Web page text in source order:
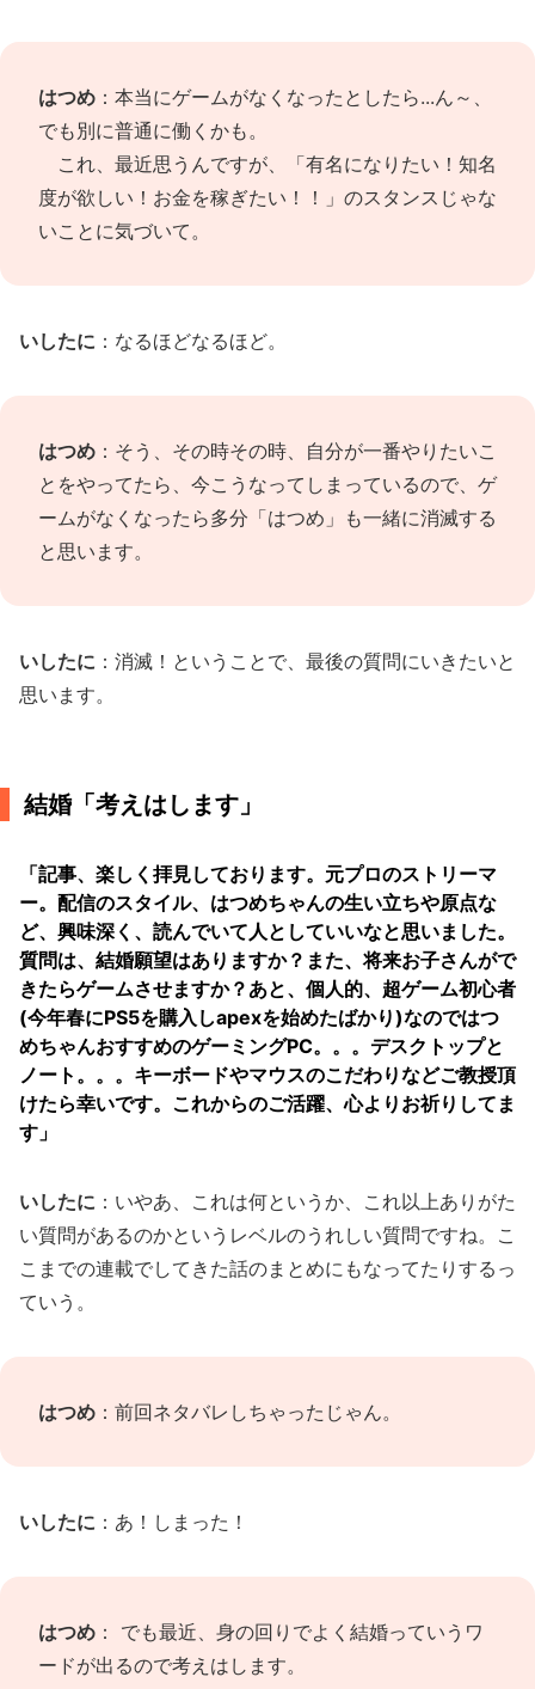
はつめ ：本当にゲームがなくなったとしたら...ん～、
でも別に普通に働くかも。
これ、最近思うんですが、「有名になりたい！知名
度が欲しい！お金を稼ぎたい！！」のスタンスじゃな
いことに気づいて。
いしたに ：なるほどなるほど。
はつめ ：そう、その時その時、自分が一番やりたいこ
とをやってたら、今こうなってしまっているので、ゲ
ームがなくなったら多分「はつめ」も一緒に消滅する
と思います。
いしたに ：消滅！ということで、最後の質問にいきたいと
思います。
結婚「考えはします」
「記事、楽しく拝見しております。元プロのストリーマ
ー。配信のスタイル、はつめちゃんの生い立ちや原点な
ど、興味深く、読んでいて人としていいなと思いました。
質問は、結婚願望はありますか？また、将来お子さんがで
きたらゲームさせますか？あと、個人的、超ゲーム初心者
(今年春にPS5を購入しapexを始めたばかり)なのではつ
めちゃんおすすめのゲーミングPC。。。デスクトップと
ノート。。。キーボードやマウスのこだわりなどご教授頂
けたら幸いです。これからのご活躍、心よりお祈りしてま
す」
いしたに ：いやあ、これは何というか、これ以上ありがた
い質問があるのかというレベルのうれしい質問ですね。こ
こまでの連載でしてきた話のまとめにもなってたりするっ
ていう。
はつめ ： 前回ネタバレしちゃったじゃん。
いしたに ：あ！しまった！
はつめ ： でも最近、身の回りでよく結婚っていうワ
ードが出るので考えはします。